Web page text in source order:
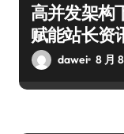
高并发架构
赋能站长资
dawei 8 月